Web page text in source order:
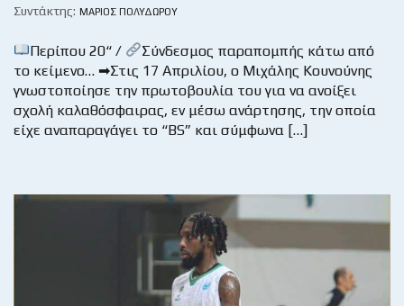
Συντάκτης: ΜΆΡΙΟΣ ΠΟΛΥΔΏΡΟΥ
Περίπου 20“ /
Σύνδεσμος παραπομπής κάτω από
το κείμενο… ➡Στις 17 Απριλίου, ο Μιχάλης Κουνούνης
γνωστοποίησε την πρωτοβουλία του για να ανοίξει
σχολή καλαθόσφαιρας, εν μέσω ανάρτησης, την οποία
είχε αναπαραγάγει το “BS” και σύμφωνα […]